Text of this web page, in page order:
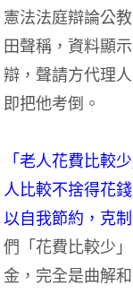
憲法法庭辯論公
田聲稱，資料顯
辯，聲請方代理
即把他考倒。
「老人花費比較
人比較不捨得花
以自我節約，克
們「花費比較少
金，完全是曲解